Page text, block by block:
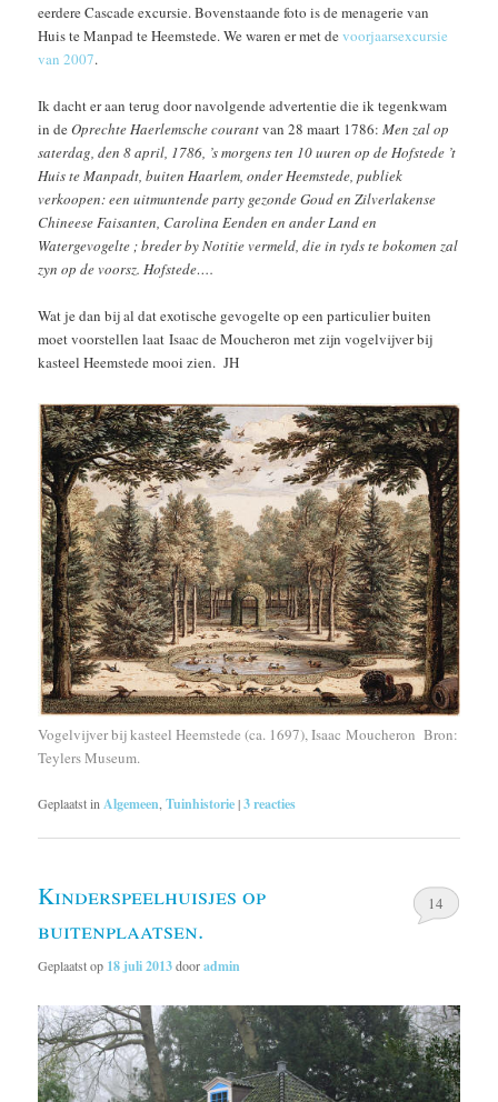
eerdere Cascade excursie. Bovenstaande foto is de menagerie van
Huis te Manpad te Heemstede. We waren er met devoorjaarsexcursie
van 2007.
Ik dacht er aan terug door navolgende advertentie die ik tegenkwam
in deOprechte Haerlemsche courantvan 28 maart 1786:Men zal op
saterdag, den 8 april, 1786, ’s morgens ten 10 uuren op de Hofstede ’t
Huis te Manpadt, buiten Haarlem, onder Heemstede, publiek
verkoopen: een uitmuntende party gezonde Goud en Zilverlakense
Chineese Faisanten, Carolina Eenden en ander Land en
Watergevogelte ; breder by Notitie vermeld, die in tyds te bokomen zal
zyn op de voorsz. Hofstede….
Wat je dan bij al dat exotische gevogelte op een particulier buiten
moet voorstellen laat Isaac de Moucheron met zijn vogelvijver bij
kasteel Heemstede mooi zien. JH
Vogelvijver bij kasteel Heemstede (ca. 1697), Isaac Moucheron Bron:
Teylers Museum.
Geplaatst in Algemeen ,Tuinhistorie|3reacties
Kinderspeelhuisjes op
buitenplaatsen.
Geplaatst op 18 juli 2013dooradmin
14